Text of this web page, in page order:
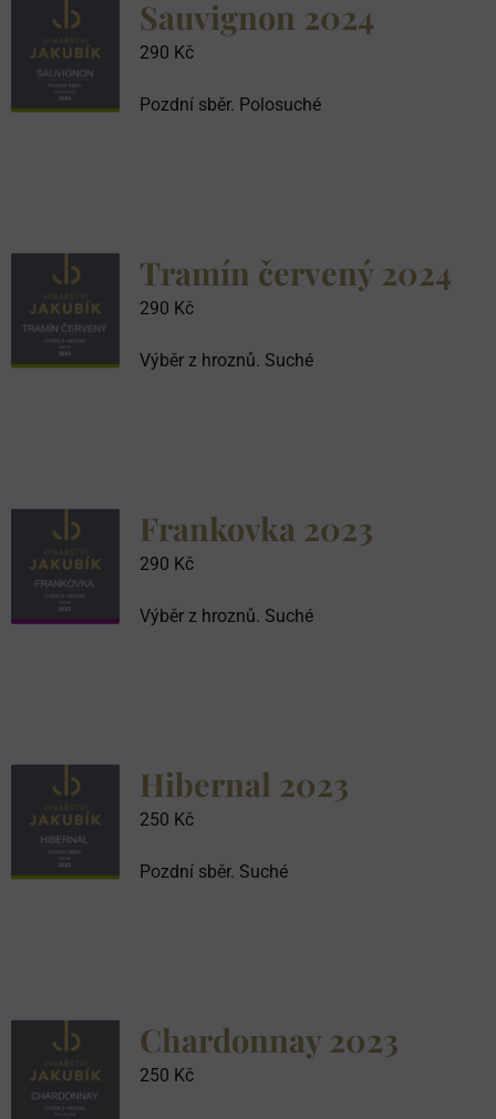
Sauvignon 2024
290 Kč
Pozdní sběr. Polosuché
Tramín červený 2024
290 Kč
Výběr z hroznů. Suché
Frankovka 2023
290 Kč
Výběr z hroznů. Suché
Hibernal 2023
250 Kč
Pozdní sběr. Suché
Chardonnay 2023
250 Kč